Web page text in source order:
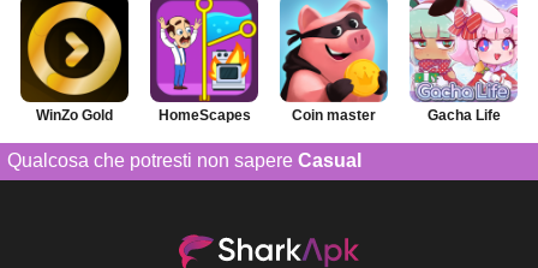
WinZo Gold HomeScapes Coin master Gacha Life
Qualcosa che potresti non sapereCasual